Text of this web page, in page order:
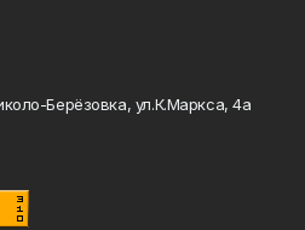
Берёзовка, ул.К.Маркса, 4а